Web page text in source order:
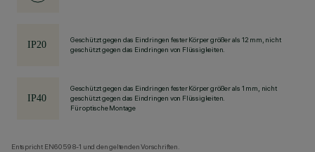
Geschützt gegen das Eindringen fester Körper größer als 12 mm, nicht
geschützt gegen das Eindringen von Flüssigkeiten.
Geschützt gegen das Eindringen fester Körper größer als 1 mm, nicht
geschützt gegen das Eindringen von Flüssigkeiten.
Für optische Montage
Entspricht EN60598-1 und den geltenden Vorschriften.